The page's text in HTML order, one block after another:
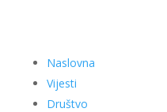
Naslovna
Vijesti
Društvo